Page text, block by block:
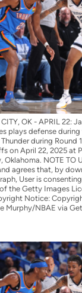
OK - APRIL 22:
plays defense
during Round
on April 22, 2025 at
Oklahoma. NOTE TO
agrees that, by
User is
the Getty Images
Notice:
Murphy/NBAE via